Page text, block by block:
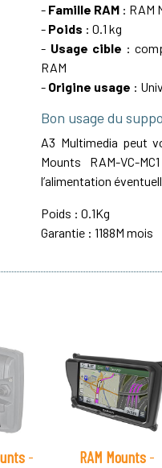
- Famille RAM : RAM
- Poids : 0.1 kg
- Usage cible :
RAM
- Origine usage :
Bon usage du
A3 Multimedia peut
Mounts RAM-VC-
l’alimentation
Poids : 0.1Kg
Garantie : 1188M mois
-
RAM Mounts-